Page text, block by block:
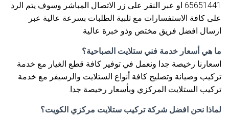
65651441 او عبر النقر على زر الاتصال المباشر وسوف يتم الرد
على كافة الاستفسارات مع تلبية الطلبات بسرعة عالية عبر
ارسال افضل فريق مختص وذو خبرة عالية.
ما هي أسعار خدمة فني ستلايت الصباحية؟
اسعارنا رخيصة جدا ونعمل في توفير كافة قطع الغيار مع خدمة
تركيب وصيانة وتصليح كافة أنواع الستلايت والرسيفر مع خدمة
تركيب الستلايت المركزي وبأسعار رخيصة جدا.
لماذا نحن افضل شركة تركيب ستلايت مركزي الكويت؟